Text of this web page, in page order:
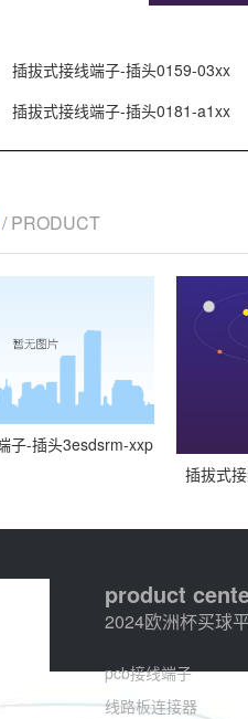
插拔式接线端子-插头0159-03xx
插拔式接线端子-插头0181-a1xx
/ PRODUCT
子-插头3esdsrm-xxp
插拔式
product
2024欧洲杯买球
pcb接线端子
线路板连接器